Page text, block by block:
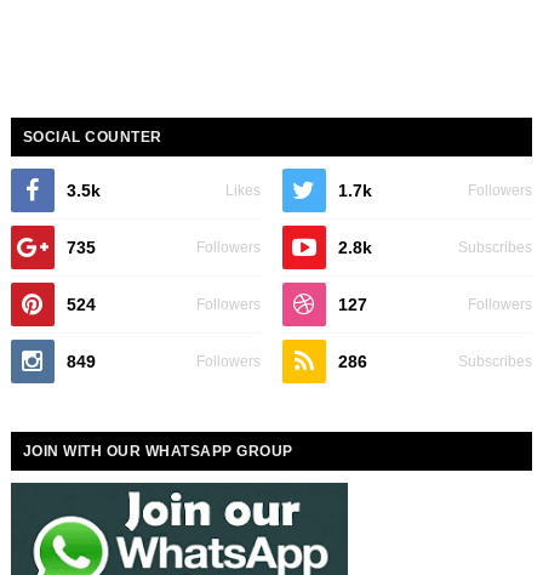
SOCIAL COUNTER
3.5k Likes 1.7k Followers
735 Followers 2.8k Subscribes
524 Followers 127 Followers
849 Followers 286 Subscribes
JOIN WITH OUR WHATSAPP GROUP